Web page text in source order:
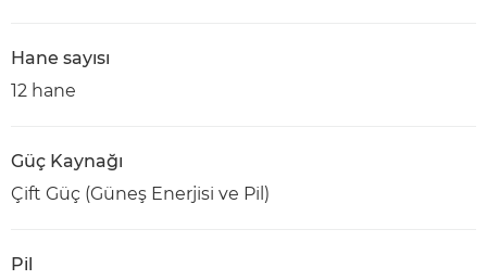
Hane sayısı
12 hane
Güç Kaynağı
Çift Güç (Güneş Enerjisi ve Pil)
Pil